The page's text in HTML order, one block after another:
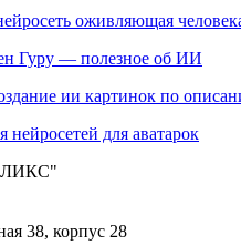
оживляющая
Гуру — полезное об ИИ
ии картинок по
нейросетей для аватарок
38, корпус 28